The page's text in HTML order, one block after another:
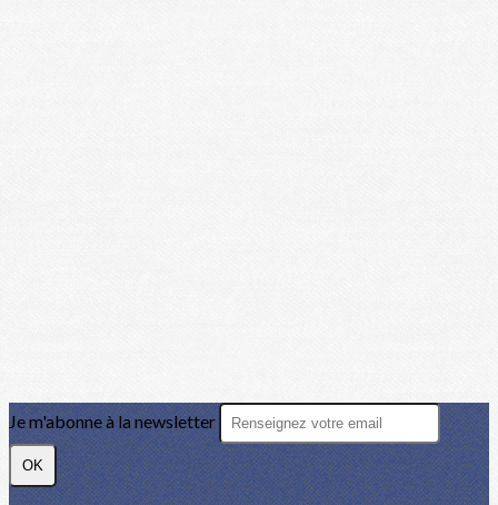
Je m'abonne à la newsletter
OK